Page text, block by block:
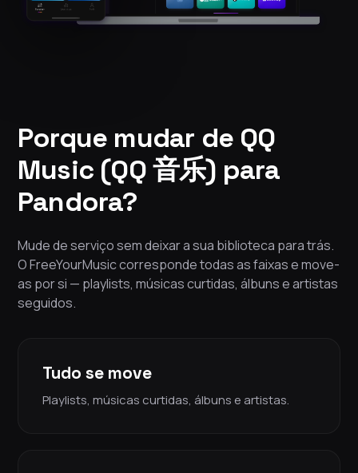
Porque mudar de QQ
Music (QQ 音乐) para
Pandora?
Mude de serviço sem deixar a sua biblioteca para trás.
O FreeYourMusic corresponde todas as faixas e move-
as por si — playlists, músicas curtidas, álbuns e artistas
seguidos.
Tudo se move
Playlists, músicas curtidas, álbuns e artistas.